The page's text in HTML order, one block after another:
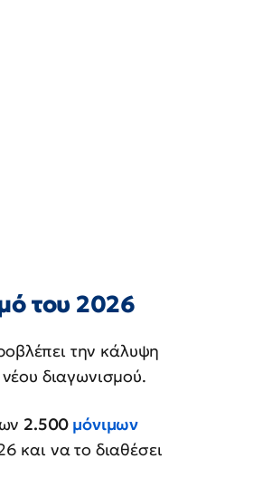
του 2026
την κάλυψη
διαγωνισμού.
2.500 μόνιμων
και να το διαθέσει